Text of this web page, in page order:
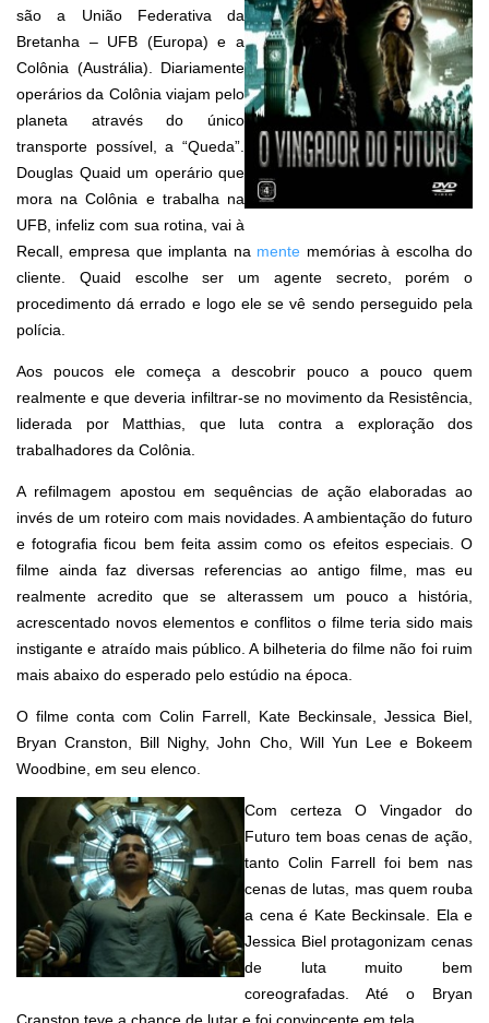
são a União Federativa da
Bretanha – UFB (Europa) e a
Colônia (Austrália). Diariamente
operários da Colônia viajam pelo
planeta através do único
transporte possível, a “Queda”.
Douglas Quaid um operário que
mora na Colônia e trabalha na
UFB, infeliz com sua rotina, vai à
Recall, empresa que implanta na mente memórias à escolha do
cliente. Quaid escolhe ser um agente secreto, porém o
procedimento dá errado e logo ele se vê sendo perseguido pela
polícia.
Aos poucos ele começa a descobrir pouco a pouco quem
realmente e que deveria infiltrar-se no movimento da Resistência,
liderada por Matthias, que luta contra a exploração dos
trabalhadores da Colônia.
A refilmagem apostou em sequências de ação elaboradas ao
invés de um roteiro com mais novidades. A ambientação do futuro
e fotografia ficou bem feita assim como os efeitos especiais. O
filme ainda faz diversas referencias ao antigo filme, mas eu
realmente acredito que se alterassem um pouco a história,
acrescentado novos elementos e conflitos o filme teria sido mais
instigante e atraído mais público. A bilheteria do filme não foi ruim
mais abaixo do esperado pelo estúdio na época.
O filme conta com Colin Farrell, Kate Beckinsale, Jessica Biel,
Bryan Cranston, Bill Nighy, John Cho, Will Yun Lee e Bokeem
Woodbine, em seu elenco.
Com certeza O Vingador do
Futuro tem boas cenas de ação,
tanto Colin Farrell foi bem nas
cenas de lutas, mas quem rouba
a cena é Kate Beckinsale. Ela e
Jessica Biel protagonizam cenas
de luta muito bem
coreografadas. Até o Bryan